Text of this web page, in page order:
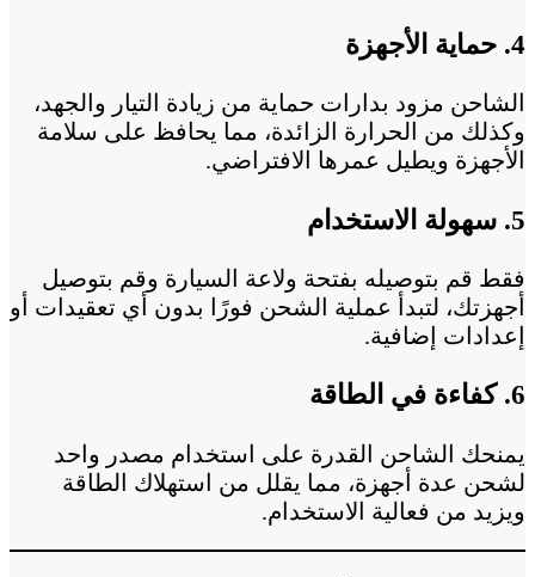
4. حماية الأجهزة
الشاحن مزود بدارات حماية من زيادة التيار والجهد،
وكذلك من الحرارة الزائدة، مما يحافظ على سلامة
الأجهزة ويطيل عمرها الافتراضي.
5. سهولة الاستخدام
فقط قم بتوصيله بفتحة ولاعة السيارة وقم بتوصيل
أجهزتك، لتبدأ عملية الشحن فورًا بدون أي تعقيدات أو
إعدادات إضافية.
6. كفاءة في الطاقة
يمنحك الشاحن القدرة على استخدام مصدر واحد
لشحن عدة أجهزة، مما يقلل من استهلاك الطاقة
ويزيد من فعالية الاستخدام.